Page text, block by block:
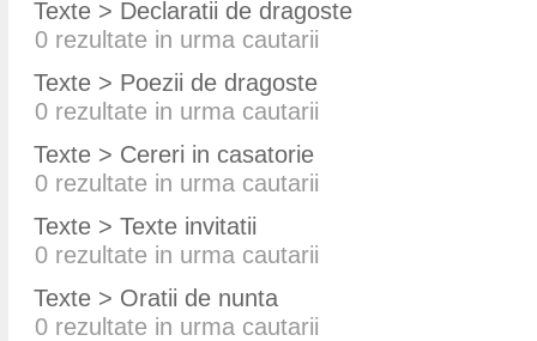
Texte > Declaratii de dragoste
0 rezultate in urma cautarii
Texte > Poezii de dragoste
0 rezultate in urma cautarii
Texte > Cereri in casatorie
0 rezultate in urma cautarii
Texte > Texte invitatii
0 rezultate in urma cautarii
Texte > Oratii de nunta
0 rezultate in urma cautarii